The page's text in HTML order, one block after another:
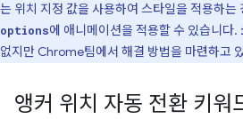
는 위치 지정 값을 사용하여 스타일을 적용하는
options에 애니메이션을 적용할 수 있습니다.
없지만 Chrome팀에서 해결 방법을 마련하고
앵커 위치 자동 전환 키워